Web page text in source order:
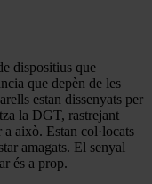
dispositius que
que depèn de les
estan dissenyats per
la DGT, rastrejant
a això. Estan col·locats
amagats. El senyal
és a prop.